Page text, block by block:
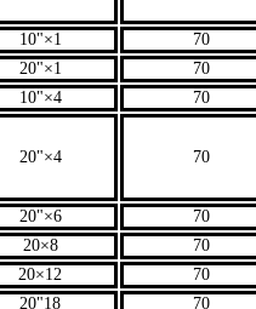
10"×1 70
20"×1 70
10"×4 70
20"×4 70
20"×6 70
20×8 70
20×12 70
20"18 70